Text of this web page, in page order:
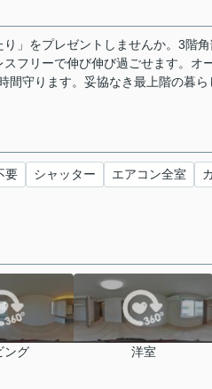
」をプレゼントしませんか。3階
フリーで伸び伸び過ごせます。オ
守ります。妥協なき最上階の暮
要 シャッター エアコン全室
ング 洋室